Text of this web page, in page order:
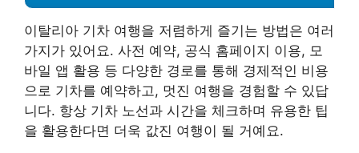
이탈리아 기차 여행을 저렴하게 즐기는 방법은 여러
가지가 있어요. 사전 예약, 공식 홈페이지 이용, 모
바일 앱 활용 등 다양한 경로를 통해 경제적인 비용
으로 기차를 예약하고, 멋진 여행을 경험할 수 있답
니다. 항상 기차 노선과 시간을 체크하며 유용한 팁
을 활용한다면 더욱 값진 여행이 될 거예요.